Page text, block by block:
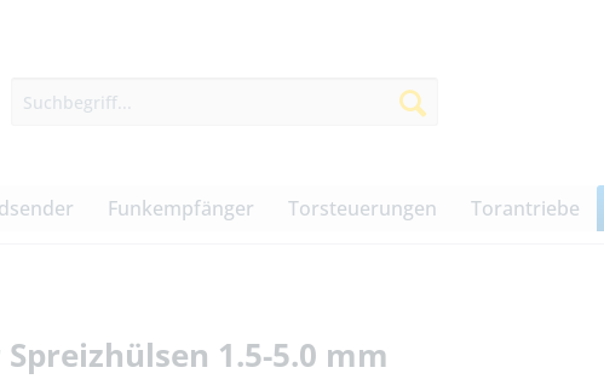
Funkempfänger Torsteuerungen Torantriebe
1.5-5.0 mm